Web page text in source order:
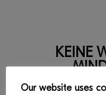
KEINE
Our website uses